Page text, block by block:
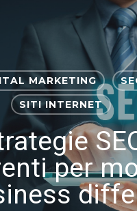
MARKETING
SITI INTERNET
per